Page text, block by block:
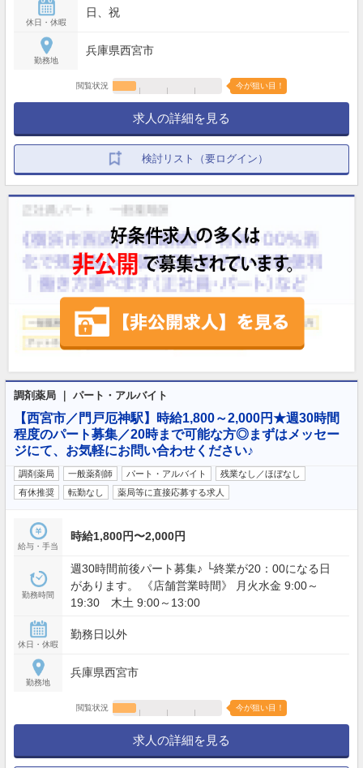
休日・休暇
日、祝
勤務地
兵庫県西宮市
閲覧状況 今が狙い目！
求人の詳細を見る
検討リスト（要ログイン）
調剤薬局 ｜ パート・アルバイト
【西宮市／門戸厄神駅】時給1,800～2,000円★週30時間
程度のパート募集／20時まで可能な方◎まずはメッセー
ジにて、お気軽にお問い合わせください♪
調剤薬局 一般薬剤師 パート・アルバイト
残業なし／ほぼなし
有休推奨
転勤なし 薬局等に直接応募する求人
給与・手当
時給1,800円〜2,000円
勤務時間
週30時間前後パート募集♪ └終業が20：00になる日
があります。 《店舗営業時間》 月火水金 9:00～
19:30 木土 9:00～13:00
休日・休暇
勤務日以外
勤務地
兵庫県西宮市
閲覧状況 今が狙い目！
求人の詳細を見る